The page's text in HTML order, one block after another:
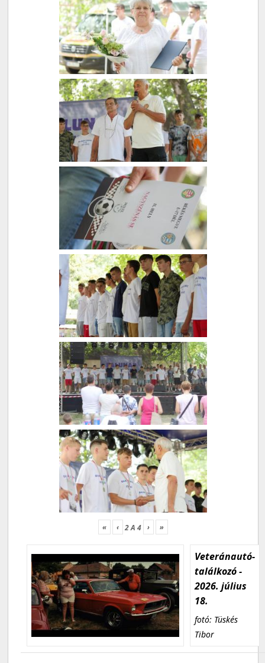
« ‹ 2A 4 › »
Veteránautó-
találkozó -
2026. július
18.
fotó: Tüskés
Tibor